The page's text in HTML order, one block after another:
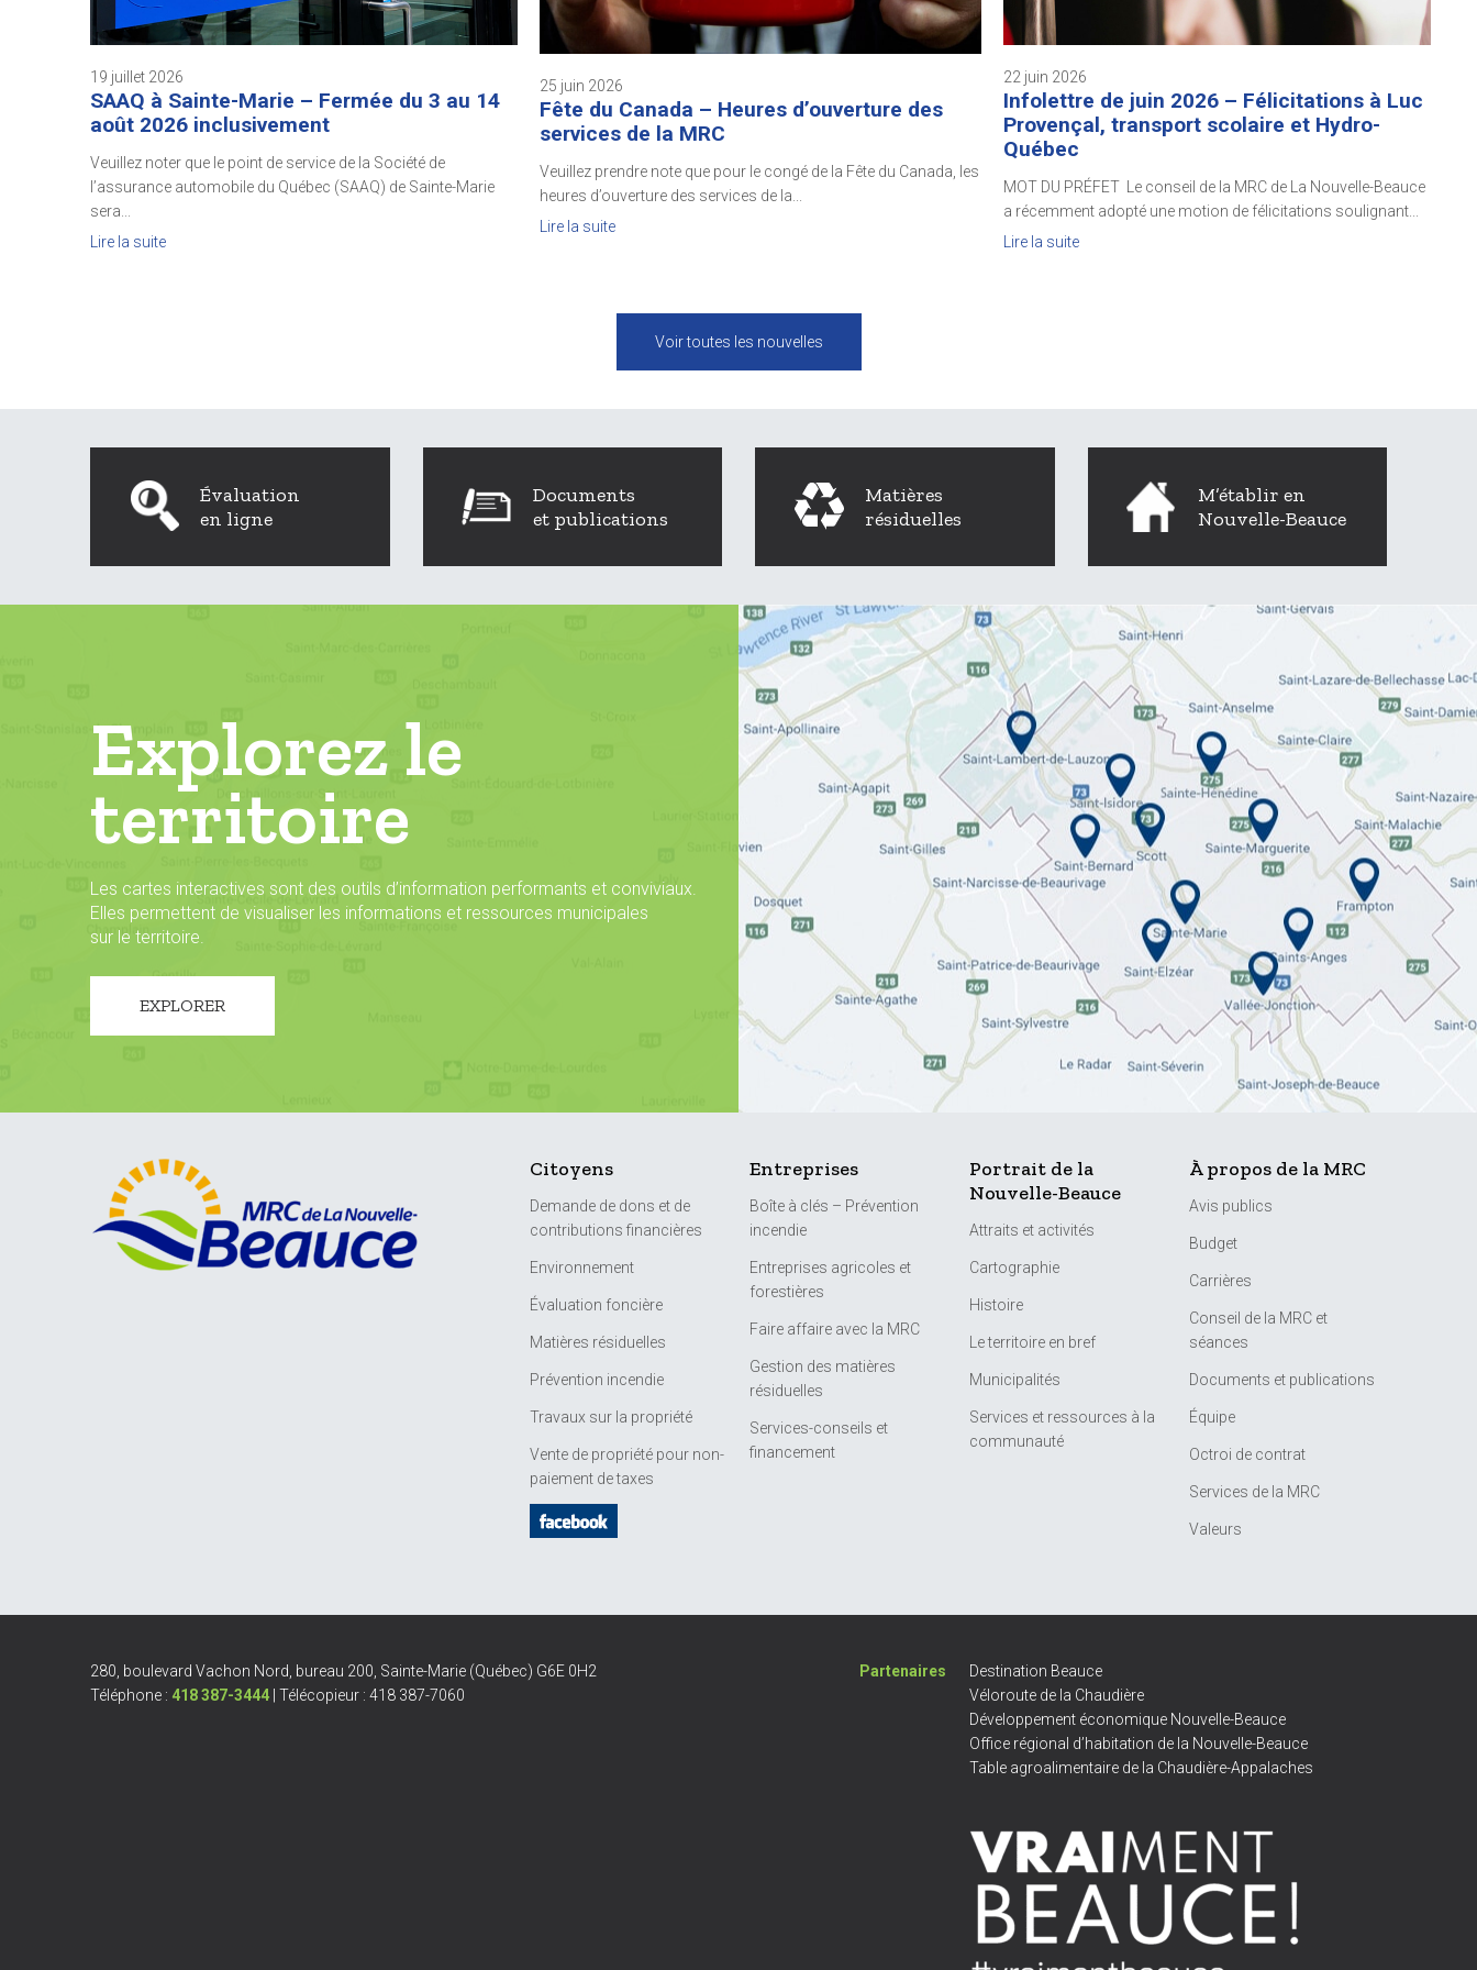
19 juillet 2026
SAAQ à Sainte-Marie – Fermée du 3 au 14
août 2026 inclusivement
Veuillez noter que le point de service de la Société de
l’assurance automobile du Québec (SAAQ) de Sainte-Marie
sera...
Lire la suite
25 juin 2026
Fête du Canada – Heures d’ouverture des
services de la MRC
Veuillez prendre note que pour le congé de la Fête du Canada, les
heures d’ouverture des services de la...
Lire la suite
22 juin 2026
Infolettre de juin 2026 – Félicitations à Luc
Provençal, transport scolaire et Hydro-
Québec
MOT DU PRÉFET Le conseil de la MRC de La Nouvelle-Beauce
a récemment adopté une motion de félicitations soulignant...
Lire la suite
Voir toutes les nouvelles
Évaluation
en ligne
Documents
et publications
Matières
résiduelles
M’établir en
Nouvelle-Beauce
Explorez le
territoire
Les cartes interactives sont des outils d’information performants et conviviaux.
Elles permettent de visualiser les informations et ressources municipales
sur le territoire.
EXPLORER
Citoyens
Demande de dons et de
contributions financières
Environnement
Évaluation foncière
Matières résiduelles
Prévention incendie
Travaux sur la propriété
Vente de propriété pour non-
paiement de taxes
Entreprises
Boîte à clés – Prévention
incendie
Entreprises agricoles et
forestières
Faire affaire avec la MRC
Gestion des matières
résiduelles
Services-conseils et
financement
Portrait de la
Nouvelle-Beauce
Attraits et activités
Cartographie
Histoire
Le territoire en bref
Municipalités
Services et ressources à la
communauté
À propos de la MRC
Avis publics
Budget
Carrières
Conseil de la MRC et
séances
Documents et publications
Équipe
Octroi de contrat
Services de la MRC
Valeurs
280, boulevard Vachon Nord, bureau 200, Sainte-Marie (Québec) G6E 0H2
Téléphone : 418 387-3444 | Télécopieur : 418 387-7060
Partenaires
Destination Beauce
Véloroute de la Chaudière
Développement économique Nouvelle-Beauce
Office régional d’habitation de la Nouvelle-Beauce
Table agroalimentaire de la Chaudière-Appalaches